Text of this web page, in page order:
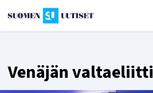
Venäjän valtaeliitti